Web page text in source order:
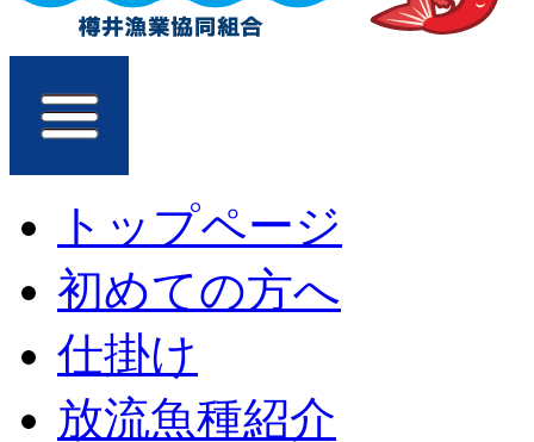
トップページ
初めての方へ
仕掛け
放流魚種紹介